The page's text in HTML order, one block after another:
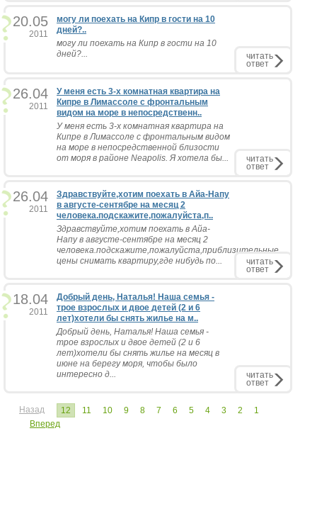
20.05
2011
могу ли поехать на Кипр в гости на 10
дней?..
могу ли поехать на Кипр в гости на 10
дней?...
читать
ответ
26.04
2011
У меня есть 3-х комнатная квартира на
Кипре в Лимассоле с фронтальным
видом на море в непосредственн..
У меня есть 3-х комнатная квартира на
Кипре в Лимассоле с фронтальным видом
на море в непосредственной близости
от моря в районе Neapolis. Я хотела бы...
читать
ответ
26.04
2011
Здравствуйте,хотим поехать в Айа-Напу
в августе-сентябре на месяц 2
человека.подскажите,пожалуйста,п..
Здравствуйте,хотим поехать в Айа-
Напу в августе-сентябре на месяц 2
человека.подскажите,пожалуйста,приблизительные
цены снимать квартиру,где нибудь по...
читать
ответ
18.04
2011
Добрый день, Наталья! Наша семья -
трое взрослых и двое детей (2 и 6
лет)хотели бы снять жилье на м..
Добрый день, Наталья! Наша семья -
трое взрослых и двое детей (2 и 6
лет)хотели бы снять жилье на месяц в
июне на берегу моря, чтобы было
интересно д...
читать
ответ
Назад 12 11 10 9 8 7 6 5 4 3 2
1
Вперед